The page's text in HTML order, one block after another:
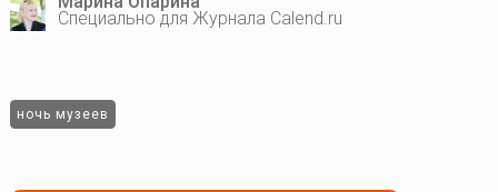
Специально для Журнала Calend.ru
ночь музеев